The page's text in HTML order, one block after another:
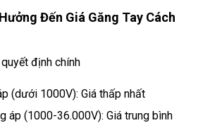
Đến Giá Găng Tay Cách
định chính
(dưới 1000V): Giá thấp nhất
áp (1000-36.000V): Giá trung bình